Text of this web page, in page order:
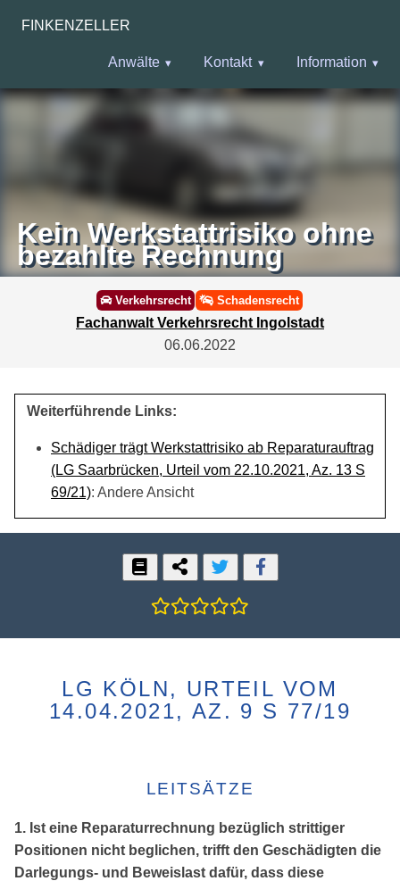
FINKENZELLER
Anwälte Kontakt Information
Kein Werkstattrisiko ohne
bezahlte Rechnung
Verkehrsrecht Schadensrecht
Fachanwalt Verkehrsrecht Ingolstadt
06.06.2022
Weiterführende Links:
Schädiger trägt Werkstattrisiko ab Reparaturauftrag
(LG Saarbrücken, Urteil vom 22.10.2021, Az. 13 S
69/21): Andere Ansicht
LG KÖLN, URTEIL VOM
14.04.2021, AZ. 9 S 77/19
LEITSÄTZE
1. Ist eine Reparaturrechnung bezüglich strittiger
Positionen nicht beglichen, trifft den Geschädigten die
Darlegungs- und Beweislast dafür, dass diese